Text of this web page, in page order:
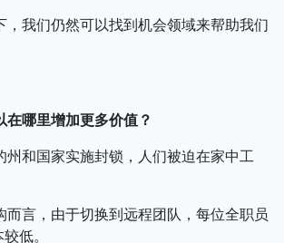
，我们仍然可以找到机会领域来帮助我们
在哪里增加更多价值？
州和国家实施封锁，人们被迫在家中工
而言，由于切换到远程团队，每位全职员
低。